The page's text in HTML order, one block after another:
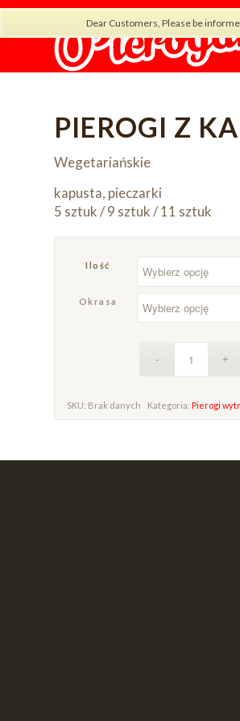
Dear Customers, Please be
PIEROGI Z
Wegetariańskie
kapusta, pieczarki
5 sztuk / 9 sztuk / 11 sztuk
Ilość
Okrasa
SKU: Brak danych Kategoria: Pierogi